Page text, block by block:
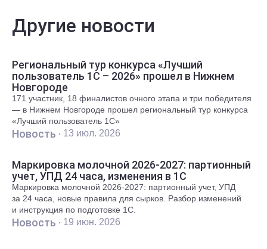
Другие новости
Региональный тур конкурса «Лучший
пользователь 1С – 2026» прошел в Нижнем
Новгороде
171 участник, 18 финалистов очного этапа и три победителя
— в Нижнем Новгороде прошел региональный тур конкурса
«Лучший пользователь 1С»
Новость · 13 июл. 2026
Маркировка молочной 2026-2027: партионный
учет, УПД 24 часа, изменения в 1С
Маркировка молочной 2026-2027: партионный учет, УПД
за 24 часа, новые правила для сырков. Разбор изменений
и инструкция по подготовке 1С.
Новость · 19 июн. 2026